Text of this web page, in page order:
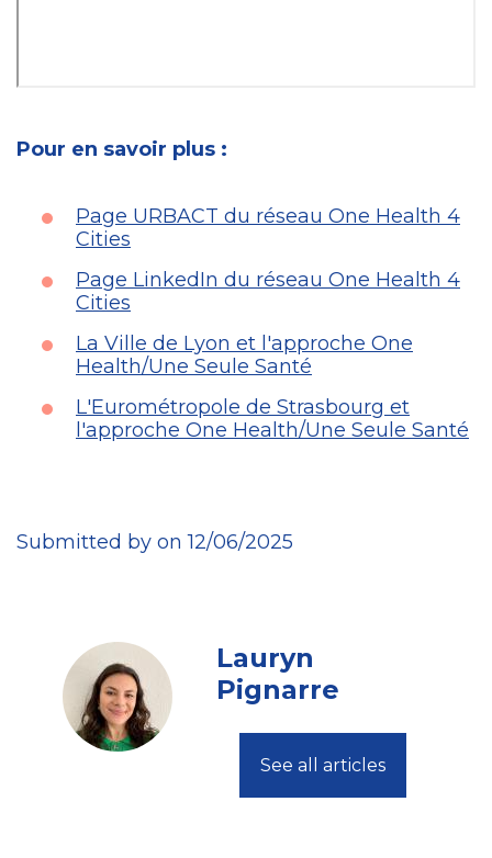
Pour en savoir plus :
Page URBACT du réseau One Health 4
Cities
Page LinkedIn du réseau One Health 4
Cities
La Ville de Lyon et l'approche One
Health/Une Seule Santé
L'Eurométropole de Strasbourg et
l'approche One Health/Une Seule Santé
Submitted by on 12/06/2025
Lauryn
Pignarre
See all articles